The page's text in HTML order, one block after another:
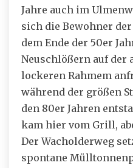
Jahre auch im
sich die Bewohner
dem Ende der 50er
Neuschlößern auf der
lockeren Rahmem
während der größen
den 80er Jahren
kam hier vom Grill,
Der Wacholderweg
spontane